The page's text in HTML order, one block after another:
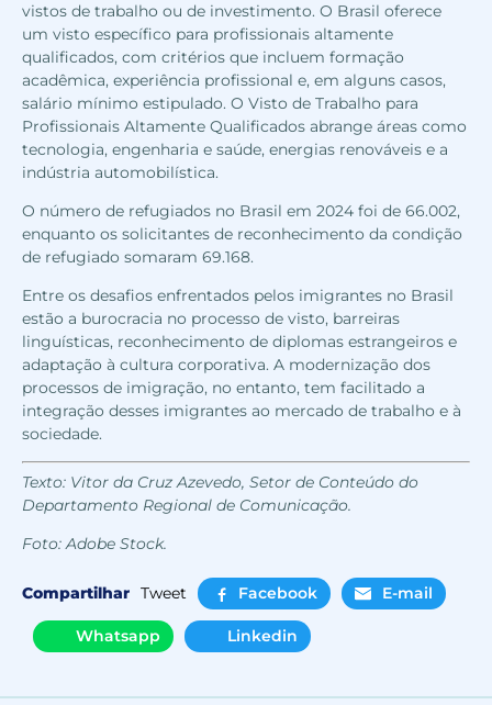
vistos de trabalho ou de investimento. O Brasil oferece
um visto específico para profissionais altamente
qualificados, com critérios que incluem formação
acadêmica, experiência profissional e, em alguns casos,
salário mínimo estipulado. O Visto de Trabalho para
Profissionais Altamente Qualificados abrange áreas como
tecnologia, engenharia e saúde, energias renováveis e a
indústria automobilística.
O número de refugiados no Brasil em 2024 foi de 66.002,
enquanto os solicitantes de reconhecimento da condição
de refugiado somaram 69.168.
Entre os desafios enfrentados pelos imigrantes no Brasil
estão a burocracia no processo de visto, barreiras
linguísticas, reconhecimento de diplomas estrangeiros e
adaptação à cultura corporativa. A modernização dos
processos de imigração, no entanto, tem facilitado a
integração desses imigrantes ao mercado de trabalho e à
sociedade.
Texto: Vitor da Cruz Azevedo, Setor de Conteúdo do
Departamento Regional de Comunicação.
Foto: Adobe Stock.
Compartilhar Tweet Facebook E-mail
Whatsapp Linkedin